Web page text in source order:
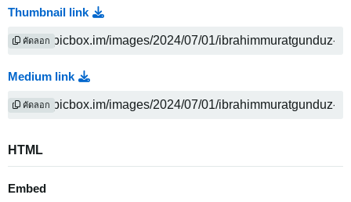
Thumbnail link
คัดลอก
Medium link
คัดลอก
HTML
Embed